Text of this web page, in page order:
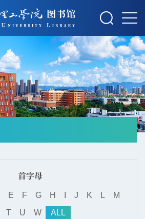
摄影：秋草
首字母
E F G H J K L
M
T U W ALL